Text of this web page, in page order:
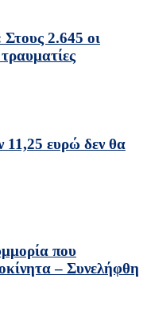
Στους 2.645 οι
ευρώ δεν θα
που
– Συνελήφθη